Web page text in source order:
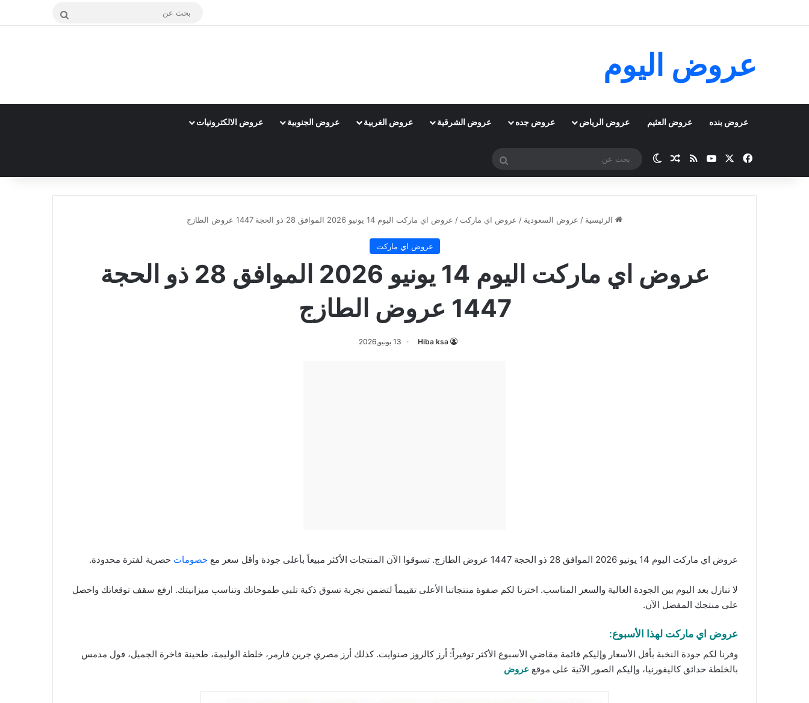
بحث
عروض اليوم
عروض بنده عروض العثيم عروض الرياض عروض جده عروض الشرقية عروض الغربية عروض الجنوبية عروض الالكترونيات
فيسبوك ‫YouTubeملخص الموقع RSS
مقال عشوائي
الوضع المظلم
بحث
الرئيسية / عروض السعودية / عروض اي ماركت / عروض اي ماركت اليوم 14 يونيو 2026 الموافق 28 ذو الحجة 1447 عروض الطازج
عروض اي ماركت
عروض اي ماركت اليوم 14 يونيو 2026 الموافق 28 ذو الحجة
1447 عروض الطازج
Hiba ksa 13 يونيو,2026
عروض اي ماركت اليوم 14 يونيو 2026 الموافق 28 ذو الحجة 1447 عروض الطازج. تسوقوا الآن المنتجات الأكثر مبيعاً بأعلى جودة وأقل سعر مع خصومات حصرية لفترة محدودة.
لا تنازل بعد اليوم بين الجودة العالية والسعر المناسب. اخترنا لكم صفوة منتجاتنا الأعلى تقييماً لتضمن تجربة تسوق ذكية تلبي طموحاتك وتناسب ميزانيتك. ارفع سقف توقعاتك واحصل
على منتجك المفضل الآن.
عروض اي ماركت لهذا الأسبوع:
وفرنا لكم جودة النخبة بأقل الأسعار وإليكم قائمة مقاضي الأسبوع الأكثر توفيراً: أرز كالروز صنوايت. كذلك أرز مصري جرين فارمر، خلطة الوليمة، طحينة فاخرة الجميل، فول مدمس
بالخلطة حدائق كاليفورنيا، وإليكم الصور الآتية على موقع عروض